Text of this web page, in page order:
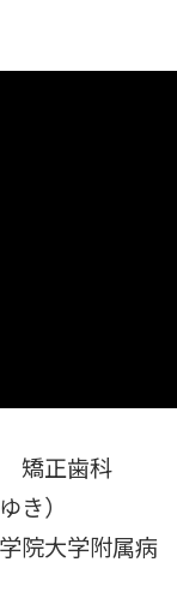
矯正歯科
）
院大学附属病